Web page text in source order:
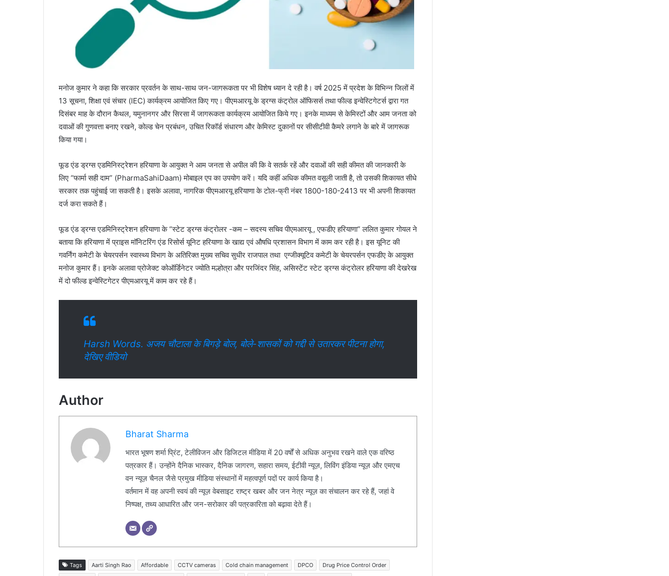
मनोज कुमार ने कहा कि सरकार प्रवर्तन के साथ-साथ जन-जागरूकता पर भी विशेष ध्यान दे रही है। वर्ष 2025 में प्रदेश के विभिन्न जिलों में
13 सूचना, शिक्षा एवं संचार (IEC) कार्यक्रम आयोजित किए गए। पीएमआरयू के ड्रग्स कंट्रोल ऑफिसर्स तथा फील्ड इन्वेस्टिगेटर्स द्वारा गत
दिसंबर माह के दौरान कैथल, यमुनानगर और सिरसा में जागरूकता कार्यक्रम आयोजित किये गए। इनके माध्यम से केमिस्टों और आम जनता को
दवाओं की गुणवत्ता बनाए रखने, कोल्ड चेन प्रबंधन, उचित रिकॉर्ड संधारण और केमिस्ट दुकानों पर सीसीटीवी कैमरे लगाने के बारे में जागरूक
किया गया।
फूड एंड ड्रग्स एडमिनिस्ट्रेशन हरियाणा के आयुक्त ने आम जनता से अपील की कि वे सतर्क रहें और दवाओं की सही कीमत की जानकारी के
लिए “फार्मा सही दाम” (PharmaSahiDaam) मोबाइल एप का उपयोग करें। यदि कहीं अधिक कीमत वसूली जाती है, तो उसकी शिकायत सीधे
सरकार तक पहुंचाई जा सकती है। इसके अलावा, नागरिक पीएमआरयू हरियाणा के टोल-फ्री नंबर 1800-180-2413 पर भी अपनी शिकायत
दर्ज करा सकते हैं।
फूड एंड ड्रग्स एडमिनिस्ट्रेशन हरियाणा के “स्टेट ड्रग्स कंट्रोलर -कम – सदस्य सचिव पीएमआरयू , एफडीए हरियाणा” ललित कुमार गोयल ने
बताया कि हरियाणा में प्राइस मॉनिटरिंग एंड रिसोर्स यूनिट हरियाणा के खाद्य एवं औषधि प्रशासन विभाग में काम कर रही है। इस यूनिट की
गवर्निंग कमेटी के चेयरपर्सन स्वास्थ्य विभाग के अतिरिक्त मुख्य सचिव सुधीर राजपाल तथा एग्जीक्यूटिव कमेटी के चेयरपर्सन एफडीए के आयुक्त
मनोज कुमार हैं। इनके अलावा प्रोजेक्ट कोऑर्डिनेटर ज्योति मल्होत्रा और परजिंदर सिंह, असिस्टेंट स्टेट ड्रग्स कंट्रोलर हरियाणा की देखरेख
में दो फील्ड इन्वेस्टिगेटर पीएमआरयू में काम कर रहे हैं।
Harsh Words. अजय चौटाला के बिगड़े बोल, बोले-शासकों को गद्दी से उतारकर पीटना होगा,
देखिए वीडियो
Author
Bharat Sharma
भारत भूषण शर्मा प्रिंट, टेलीविजन और डिजिटल मीडिया में 20 वर्षों से अधिक अनुभव रखने वाले एक वरिष्ठ
पत्रकार हैं। उन्होंने दैनिक भास्कर, दैनिक जागरण, सहारा समय, ईटीवी न्यूज़, लिविंग इंडिया न्यूज़ और एमएच
वन न्यूज़ चैनल जैसे प्रमुख मीडिया संस्थानों में महत्वपूर्ण पदों पर कार्य किया है।
वर्तमान में वह अपनी स्वयं की न्यूज़ वेबसाइट राष्ट्र खबर और जन नेत्र न्यूज़ का संचालन कर रहे हैं, जहां वे
निष्पक्ष, तथ्य आधारित और जन-सरोकार की पत्रकारिता को बढ़ावा देते हैं।
Tags Aarti Singh Rao Affordable CCTV cameras Cold chain management DPCO
Drug Price Control Order